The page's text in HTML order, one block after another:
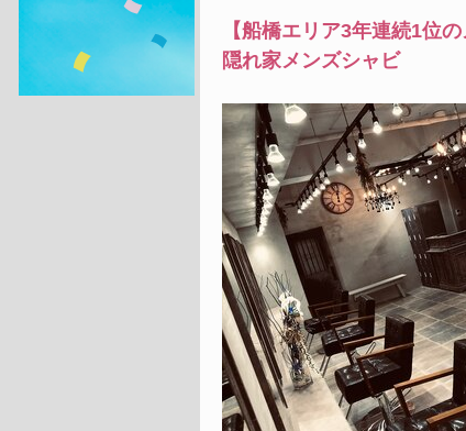
【船橋エリア3年連続1位
隠れ家メンズシャビ